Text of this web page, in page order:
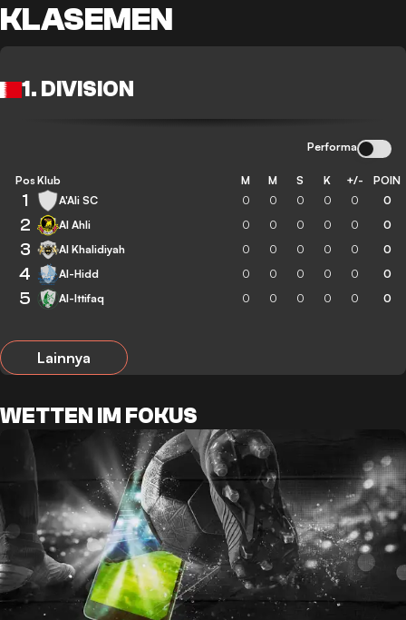
KLASEMEN
1. DIVISION
Performa
Pos Klub M M S K +/- POIN
1 A'Ali SC 0 0 0 0 0 0
2 Al Ahli 0 0 0 0 0 0
3 Al Khalidiyah 0 0 0 0 0 0
4 Al-Hidd 0 0 0 0 0 0
5 Al-Ittifaq 0 0 0 0 0 0
Lainnya
WETTEN IM FOKUS